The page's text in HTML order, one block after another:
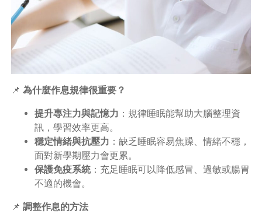
📌 為什麼作息規律很重要？
提升專注力與記憶力 ：規律睡眠能幫助大腦整理資
訊，學習效率更高。
穩定情緒與抗壓力 ：缺乏睡眠容易焦躁、情緒不穩，
面對新學期壓力會更累。
保護免疫系統：充足睡眠可以降低感冒、過敏或腸胃
不適的機會。
📌 調整作息的方法